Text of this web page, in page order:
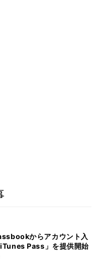
からアカウント入
Pass」を提供開始